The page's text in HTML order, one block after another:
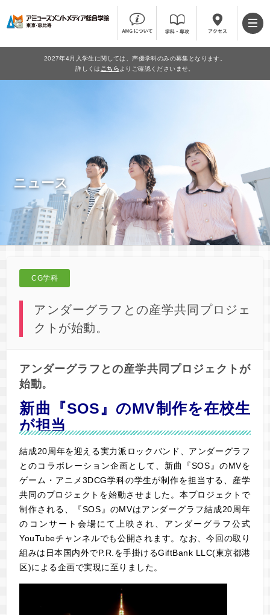
2027年4月入学生に関しては、声優学科のみの募集となります。
詳しくは こちら よりご確認くださいませ。
ニュース
CG学科
アンダーグラフとの産学共同プロジェ
クトが始動。
アンダーグラフとの産学共同プロジェクトが
始動。
新曲『SOS』のMV制作を在校生
が担当
結成20周年を迎える実力派ロックバンド、アンダーグラフ
とのコラボレーション企画として、新曲『SOS』のMVを
ゲーム・アニメ3DCG学科の学生が制作を担当する、産学
共同のプロジェクトを始動させました。本プロジェクトで
制作される、『SOS』のMVはアンダーグラフ結成20周年
のコンサート会場にて上映され、アンダーグラフ公式
YouTubeチャンネルでも公開されます。なお、今回の取り
組みは日本国内外でP.R.を手掛けるGiftBank LLC(東京都港
区)による企画で実現に至りました。